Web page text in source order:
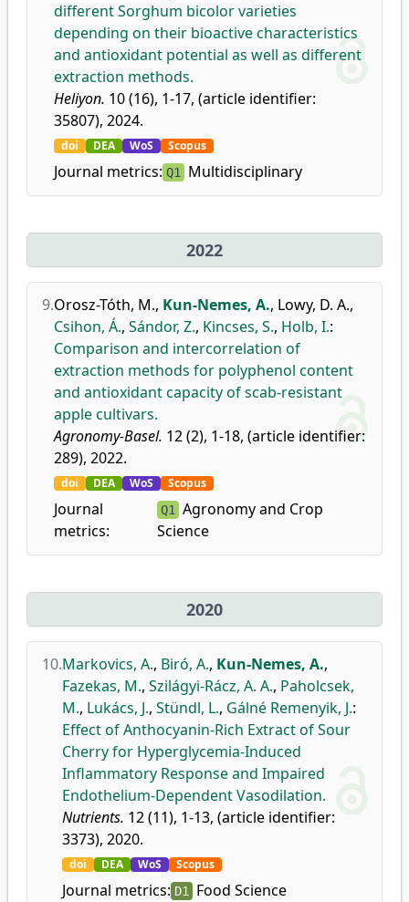
different Sorghum bicolor varieties
depending on their bioactive characteristics
and antioxidant potential as well as different
extraction methods.
Heliyon. 10 (16), 1-17, (article identifier:
35807), 2024.
doi DEA WoS Scopus
Journal metrics: Q1 Multidisciplinary
2022
9.Orosz-Tóth, M., Kun-Nemes, A., Lowy, D. A.,
Csihon, Á., Sándor, Z., Kincses, S., Holb, I.:
Comparison and intercorrelation of
extraction methods for polyphenol content
and antioxidant capacity of scab-resistant
apple cultivars.
Agronomy-Basel. 12 (2), 1-18, (article identifier:
289), 2022.
doi DEA WoS Scopus
Journal
metrics:
Q1 Agronomy and Crop
Science
2020
10.Markovics, A., Biró, A., Kun-Nemes, A.,
Fazekas, M., Szilágyi-Rácz, A. A., Paholcsek,
M., Lukács, J., Stündl, L., Gálné Remenyik, J.:
Effect of Anthocyanin-Rich Extract of Sour
Cherry for Hyperglycemia-Induced
Inflammatory Response and Impaired
Endothelium-Dependent Vasodilation.
Nutrients. 12 (11), 1-13, (article identifier:
3373), 2020.
doi DEA WoS Scopus
Journal metrics: D1 Food Science